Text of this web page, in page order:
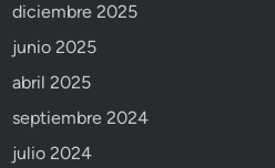
diciembre 2025
junio 2025
abril 2025
septiembre 2024
julio 2024